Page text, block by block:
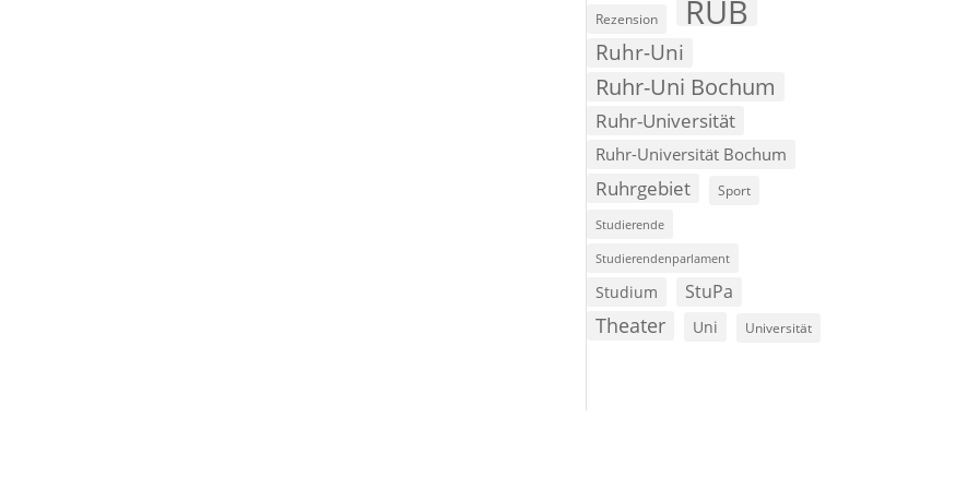
Rezension RUB
Ruhr-Uni
Ruhr-Uni Bochum
Ruhr-Universität
Ruhr-Universität Bochum
Ruhrgebiet Sport
Studierende
Studierendenparlament
Studium StuPa
Theater Uni Universität